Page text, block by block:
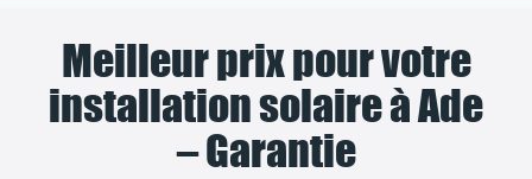
Meilleur prix pour votre
installation solaire à Ade
– Garantie